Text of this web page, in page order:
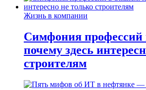
Жизнь в компании
Симфония профессий
почему здесь
строителям